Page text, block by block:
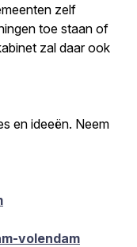
zelf
toe staan of
zal daar ook
en ideeën. Neem
volendam